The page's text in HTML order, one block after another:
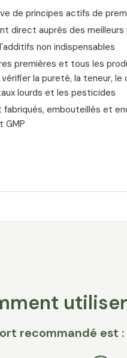
de principes actifs de
direct auprès des
non indispensables
premières et tous les
la pureté, la teneur,
lourds et les pesticides
embouteillés et
GMP
utiliser
recommandé est :